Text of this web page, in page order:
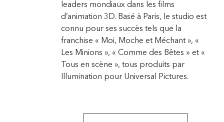
leaders mondiaux dans les films
d’animation 3D. Basé à Paris, le studio est
connu pour ses succès tels que la
franchise « Moi, Moche et Méchant », «
Les Minions », « Comme des Bêtes » et «
Tous en scène », tous produits par
Illumination pour Universal Pictures.